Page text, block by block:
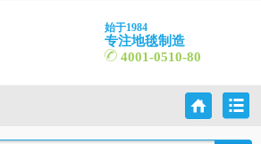
始于1984
专注地毯制造
4001-0510-80